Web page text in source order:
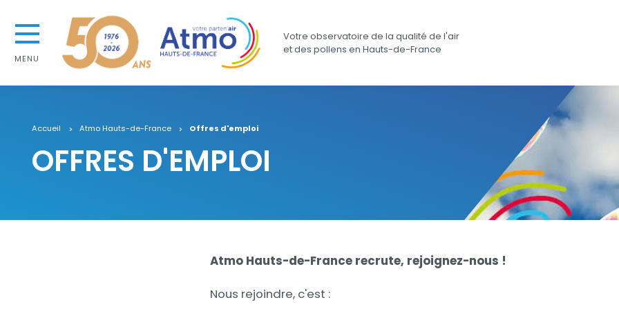
Aller au premier menu de navigation
Aller à la recherche
MENU
Atmo Hauts-de-France
Votre observatoire de la qualité de l'air
et des pollens en Hauts-de-France
Accueil Atmo Hauts-de-France Offres d'emploi
OFFRES D'EMPLOI
Contenu
Atmo Hauts-de-France recrute, rejoignez-nous !
Nous rejoindre, c'est :